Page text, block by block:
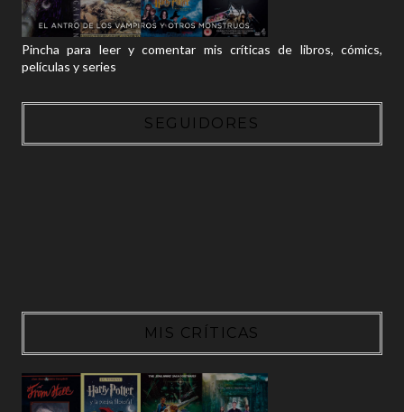
Pincha para leer y comentar mis críticas de libros, cómics,
películas y series
SEGUIDORES
MIS CRÍTICAS